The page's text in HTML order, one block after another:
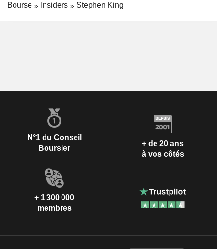
Bourse Insiders Stephen King
N°1 du Conseil
Boursier
+ de 20 ans
à vos côtés
+ 1 300 000
membres